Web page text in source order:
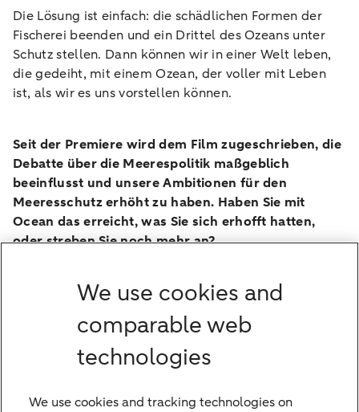
Die Lösung ist einfach: die schädlichen Formen der
Fischerei beenden und ein Drittel des Ozeans unter
Schutz stellen. Dann können wir in einer Welt leben,
die gedeiht, mit einem Ozean, der voller mit Leben
ist, als wir es uns vorstellen können.
Seit der Premiere wird dem Film zugeschrieben, die
Debatte über die Meerespolitik maßgeblich
beeinflusst und unsere Ambitionen für den
Meeresschutz erhöht zu haben. Haben Sie mit
Ocean das erreicht, was Sie sich erhofft hatten,
oder streben Sie noch mehr an?
so wichtig, dass ich die Mission als gescheitert
betrachtet hätte, wenn der Film nicht zu einer echten
Veränderungen geführt hätte, etwa zur Ausweisung
eines neuen Meeresschutzgebiets. Für mich fühlt sich
Ocean wie das erste Kapitel an. Und jetzt bereite ich
We use cookies and
comparable web
technologies
We use cookies and tracking technologies on